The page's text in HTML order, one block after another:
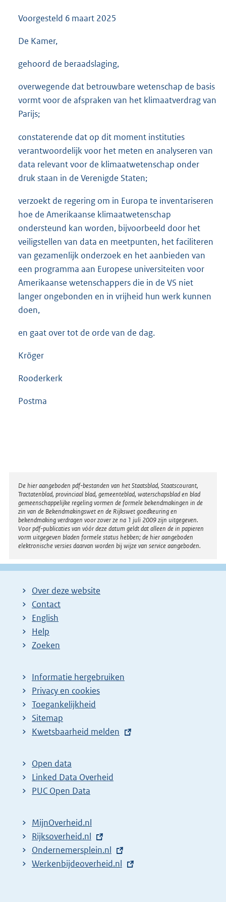
Voorgesteld 6 maart 2025
De Kamer,
gehoord de beraadslaging,
overwegende dat betrouwbare wetenschap de basis
vormt voor de afspraken van het klimaatverdrag van
Parijs;
constaterende dat op dit moment instituties
verantwoordelijk voor het meten en analyseren van
data relevant voor de klimaatwetenschap onder
druk staan in de Verenigde Staten;
verzoekt de regering om in Europa te inventariseren
hoe de Amerikaanse klimaatwetenschap
ondersteund kan worden, bijvoorbeeld door het
veiligstellen van data en meetpunten, het faciliteren
van gezamenlijk onderzoek en het aanbieden van
een programma aan Europese universiteiten voor
Amerikaanse wetenschappers die in de VS niet
langer ongebonden en in vrijheid hun werk kunnen
doen,
en gaat over tot de orde van de dag.
Kröger
Rooderkerk
Postma
Disclaimer
De hier aangeboden pdf-bestanden van het Staatsblad, Staatscourant,
Tractatenblad, provinciaal blad, gemeenteblad, waterschapsblad en blad
gemeenschappelijke regeling vormen de formele bekendmakingen in de
zin van de Bekendmakingswet en de Rijkswet goedkeuring en
bekendmaking verdragen voor zover ze na 1 juli 2009 zijn uitgegeven.
Voor pdf-publicaties van vóór deze datum geldt dat alleen de in papieren
vorm uitgegeven bladen formele status hebben; de hier aangeboden
elektronische versies daarvan worden bij wijze van service aangeboden.
Over deze website
Contact
English
Help
Zoeken
Informatie hergebruiken
Privacy en cookies
Toegankelijkheid
Sitemap
E
t
e
r
l
i
n
k
Kwetsbaarheid melden
Open data
Linked Data Overheid
PUC Open Data
MijnOverheid.nl
E
x
t
Rijksoverheid.nl
E
x
Ondernemersplein.nl
E
Werkenbijdeoverheid.nl